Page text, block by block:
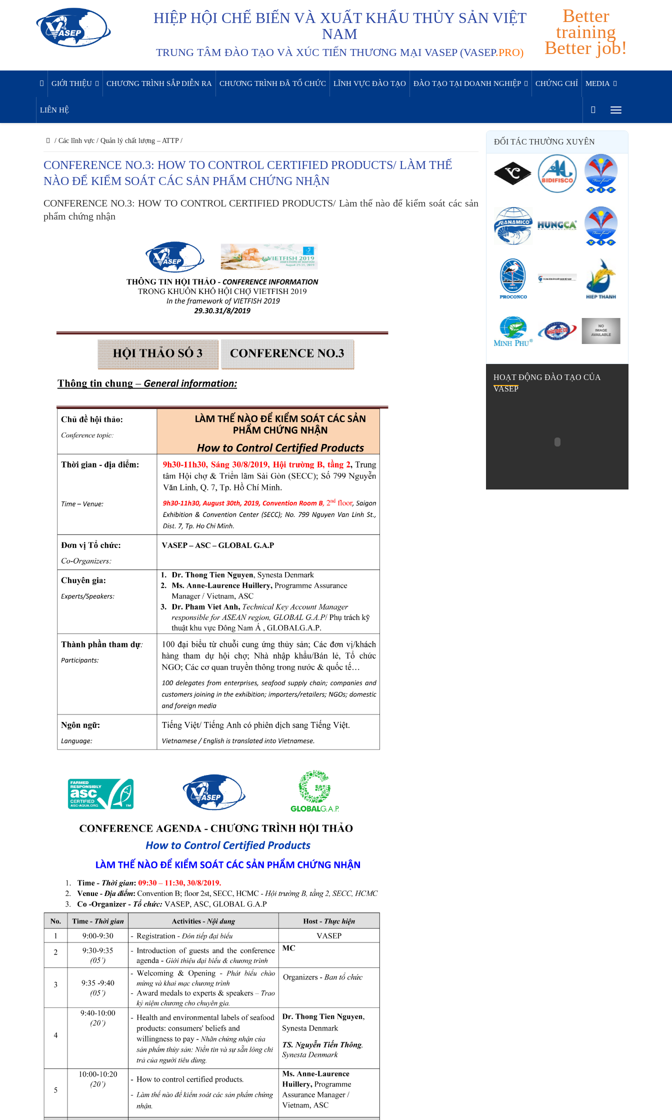
HIỆP HỘI CHẾ BIẾN VÀ XUẤT KHẨU THỦY SẢN VIỆT
NAM
TRUNG TÂM ĐÀO TẠO VÀ XÚC TIẾN THƯƠNG MẠI VASEP (VASEP.PRO)
Better
training
Better job!
GIỚI THIỆU CHƯƠNG TRÌNH SẮP DIỄN RA CHƯƠNG TRÌNH ĐÃ TỔ CHỨC LĨNH VỰC ĐÀO TẠO ĐÀO TẠO TẠI DOANH NGHIỆP CHỨNG CHỈ MEDIA
LIÊN HỆ
/ Các lĩnh vực / Quản lý chất lượng – ATTP/
CONFERENCE NO.3: HOW TO CONTROL CERTIFIED PRODUCTS/ LÀM THẾ
NÀO ĐỂ KIỂM SOÁT CÁC SẢN PHẨM CHỨNG NHẬN
CONFERENCE NO.3: HOW TO CONTROL CERTIFIED PRODUCTS/ Làm thế nào để kiểm soát các sản
phẩm chứng nhận
ĐỐI TÁC THƯỜNG XUYÊN
HOẠT ĐỘNG ĐÀO TẠO CỦA
VASEP